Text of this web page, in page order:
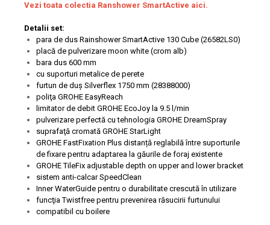
Vezi toata colectia Ranshower SmartActive aici.
Detalii set:
para de dus Rainshower SmartActive 130 Cube (26582LS0)
placă de pulverizare moon white (crom alb)
bara dus 600 mm
cu suporturi metalice de perete
furtun de duş Silverflex 1750 mm (28388000)
poliţa GROHE EasyReach
limitator de debit GROHE EcoJoy la 9.5 l/min
pulverizare perfectă cu tehnologia GROHE DreamSpray
suprafaţă cromată GROHE StarLight
GROHE FastFixation Plus distanță reglabilă între suporturile
de fixare pentru adaptarea la găurile de foraj existente
GROHE TileFix adjustable depth on upper and lower bracket
sistem anti-calcar SpeedClean
Inner WaterGuide pentru o durabilitate crescută în utilizare
funcţia Twistfree pentru prevenirea răsucirii furtunului
compatibil cu boilere